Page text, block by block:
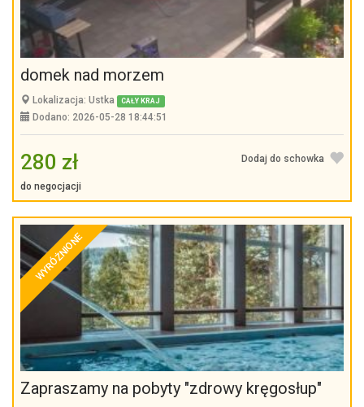
domek nad morzem
Lokalizacja: Ustka CAŁY KRAJ
Dodano: 2026-05-28 18:44:51
280 zł
do negocjacji
Dodaj do schowka
WYRÓŻNIONE
Zapraszamy na pobyty "zdrowy kręgosłup"